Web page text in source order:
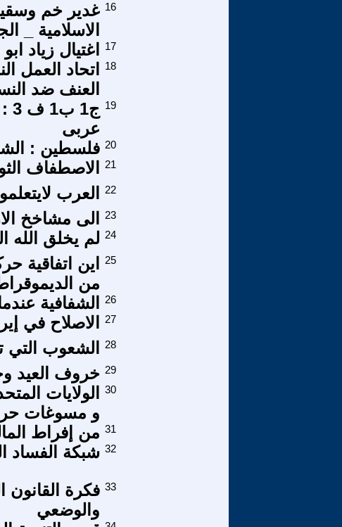
غدير خم
الاسلامية _
16
اغتيال زياد
17
اتحاد العمل
العنف ضد
18
عربى
19
فلسطين : 20
الاصطفاف 21
العرب 22
الى مشاخخ
23
لم يخلق الله 24
اين اتفاقية
من
25
الشفافية
26
الاصلاح في 27
الشعوب التي 28
خروف العيد 29
الولايات
و مسوغات حرب
30
من إفراط 31
شبكة الفساد 32
فكرة القانون
والوضعي
33